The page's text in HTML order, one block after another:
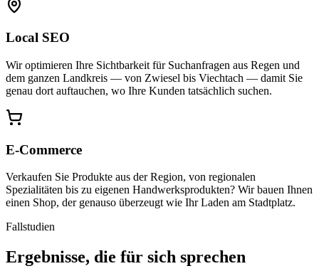
Local SEO
Wir optimieren Ihre Sichtbarkeit für Suchanfragen aus Regen und
dem ganzen Landkreis — von Zwiesel bis Viechtach — damit Sie
genau dort auftauchen, wo Ihre Kunden tatsächlich suchen.
E-Commerce
Verkaufen Sie Produkte aus der Region, von regionalen
Spezialitäten bis zu eigenen Handwerksprodukten? Wir bauen Ihnen
einen Shop, der genauso überzeugt wie Ihr Laden am Stadtplatz.
Fallstudien
Ergebnisse, die für sich sprechen